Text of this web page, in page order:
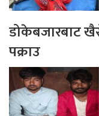
डोकेबजारबाट
पक्राउ